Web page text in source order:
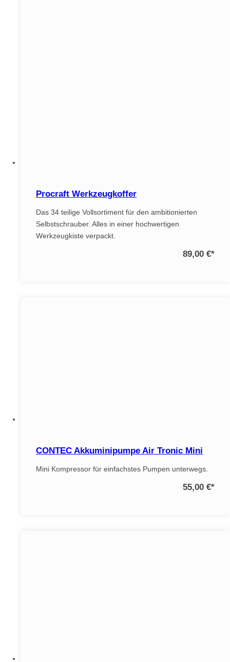
Procraft Werkzeugkoffer
Das 34 teilige Vollsortiment für den ambitionierten
Selbstschrauber. Alles in einer hochwertigen
Werkzeugkiste verpackt.
89,00 €*
CONTEC Akkuminipumpe Air Tronic Mini
Mini Kompressor für einfachstes Pumpen unterwegs.
55,00 €*